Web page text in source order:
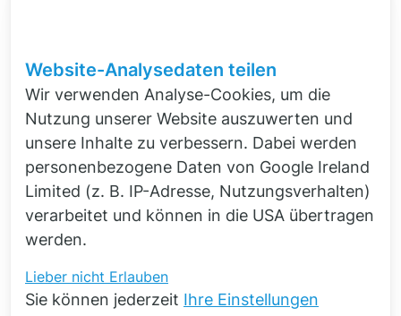
perfektioniert.
Website-Analysedaten teilen
Wir verwenden Analyse-Cookies, um die
Nutzung unserer Website auszuwerten und
unsere Inhalte zu verbessern. Dabei werden
personenbezogene Daten von Google Ireland
Limited (z. B. IP-Adresse, Nutzungsverhalten)
verarbeitet und können in die USA übertragen
werden.
Lieber nicht Erlauben
Sie können jederzeit Ihre Einstellungen